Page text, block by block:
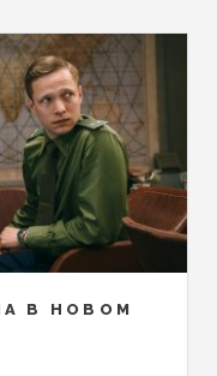
В НОВОМ